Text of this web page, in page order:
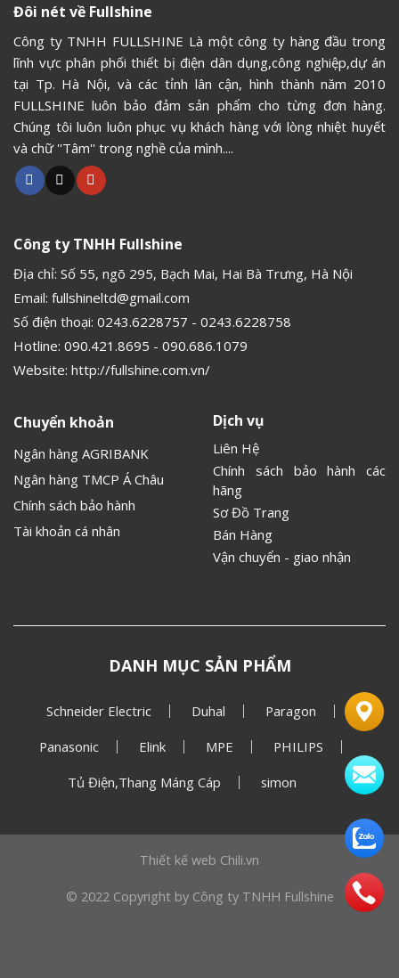
Đôi nét về Fullshine
Công ty TNHH FULLSHINE Là một công ty hàng đầu trong
lĩnh vực phân phối thiết bị điện dân dụng,công nghiệp,dự án
tại Tp. Hà Nội, và các tỉnh lân cận, hình thành năm 2010
FULLSHINE luôn bảo đảm sản phẩm cho từng đơn hàng.
Chúng tôi luôn luôn phục vụ khách hàng với lòng nhiệt huyết
và chữ ''Tâm'' trong nghề của mình....
Công ty TNHH Fullshine
Địa chỉ: Số 55, ngõ 295, Bạch Mai, Hai Bà Trưng, Hà Nội
Email: fullshineltd@gmail.com
Số điện thoại: 0243.6228757 - 0243.6228758
Hotline: 090.421.8695 - 090.686.1079
Website: http://fullshine.com.vn/
Chuyển khoản
Ngân hàng AGRIBANK
Ngân hàng TMCP Á Châu
Chính sách bảo hành
Tài khoản cá nhân
Dịch vụ
Liên Hệ
Chính sách bảo hành các
hãng
Sơ Đồ Trang
Bán Hàng
Vận chuyển - giao nhận
DANH MỤC SẢN PHẨM
Schneider Electric Duhal Paragon
Panasonic Elink MPE PHILIPS
Tủ Điện,Thang Máng Cáp simon
Thiết kế web Chili.vn
© 2022 Copyright by Công ty TNHH Fullshine